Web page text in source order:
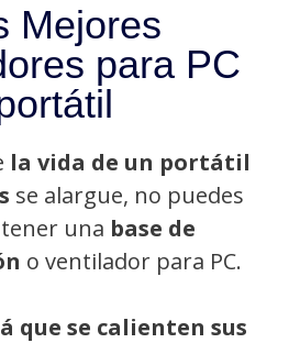
Mejores
para PC
la vida de un portátil
se alargue, no puedes
una base de
o ventilador para PC.
que se calienten sus